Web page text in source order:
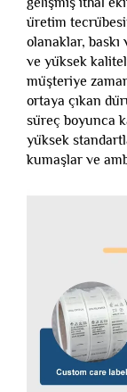
üretim
olanaklar,
ve yüksek
müşteriye
ortaya çıkan
süreç boyunca
yüksek
kumaşlar ve